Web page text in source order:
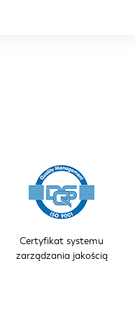
Certyfikat systemu
zarządzania jakością